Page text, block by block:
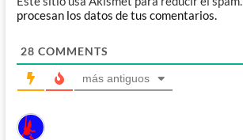
procesan los datos de tus comentarios.
28 COMMENTS
más antiguos